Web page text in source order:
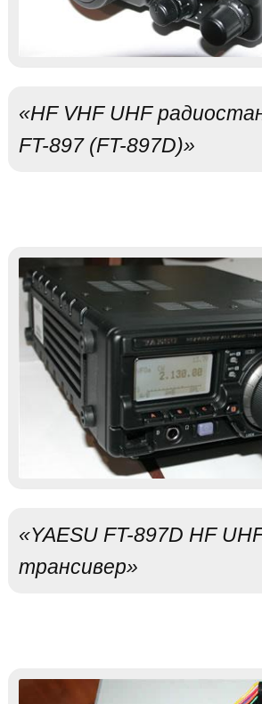
«HF VHF UHF
FT-897 (FT-897D)»
«YAESU FT-897D HF
трансивер»